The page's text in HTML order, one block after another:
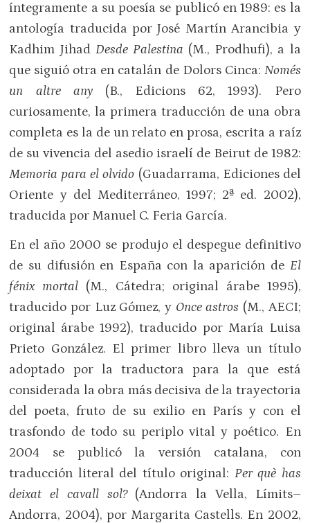
íntegramente a su poesía se publicó en 1989: es la
antología traducida por José Martín Arancibia y
Kadhim Jihad Desde Palestina (M., Prodhufi), a la
que siguió otra en catalán de Dolors Cinca: Només
un altre any(B., Edicions 62, 1993). Pero
curiosamente, la primera traducción de una obra
completa es la de un relato en prosa, escrita a raíz
de su vivencia del asedio israelí de Beirut de 1982:
Memoria para el olvido (Guadarrama, Ediciones del
Oriente y del Mediterráneo, 1997; 2ª ed. 2002),
traducida por Manuel C. Feria García.
En el año 2000 se produjo el despegue definitivo
de su difusión en España con la aparición de El
fénix mortal (M., Cátedra; original árabe 1995),
traducido por Luz Gómez, y Once astros (M., AECI;
original árabe 1992), traducido por María Luisa
Prieto González. El primer libro lleva un título
adoptado por la traductora para la que está
considerada la obra más decisiva de la trayectoria
del poeta, fruto de su exilio en París y con el
trasfondo de todo su periplo vital y poético. En
2004 se publicó la versión catalana, con
traducción literal del título original: Per què has
deixat el cavall sol?(Andorra la Vella, Límits–
Andorra, 2004), por Margarita Castells. En 2002,